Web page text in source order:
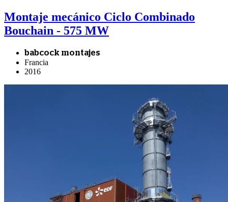
Montaje mecánico Ciclo Combinado
Bouchain - 575 MW
babcock montajes
Francia
2016